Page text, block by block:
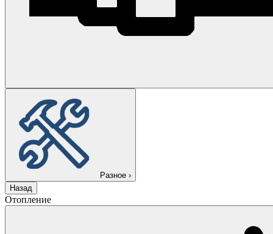
Разное ›
Назад
Отопление